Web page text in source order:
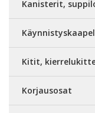
Kanisterit,
Kitit,
Korjausosat